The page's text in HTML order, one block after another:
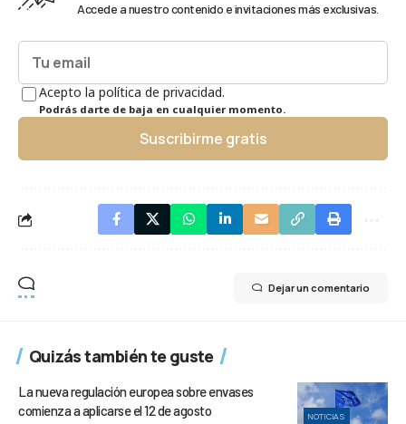
Accede a nuestro contenido e invitaciones más exclusivas.
Acepto la política de privacidad.
Podrás darte de baja en cualquier momento.
Suscribirme gratis
Dejar un comentario
Quizás también te guste
NOTICIAS
La nueva regulación europea sobre envases
comienza a aplicarse el 12 de agosto